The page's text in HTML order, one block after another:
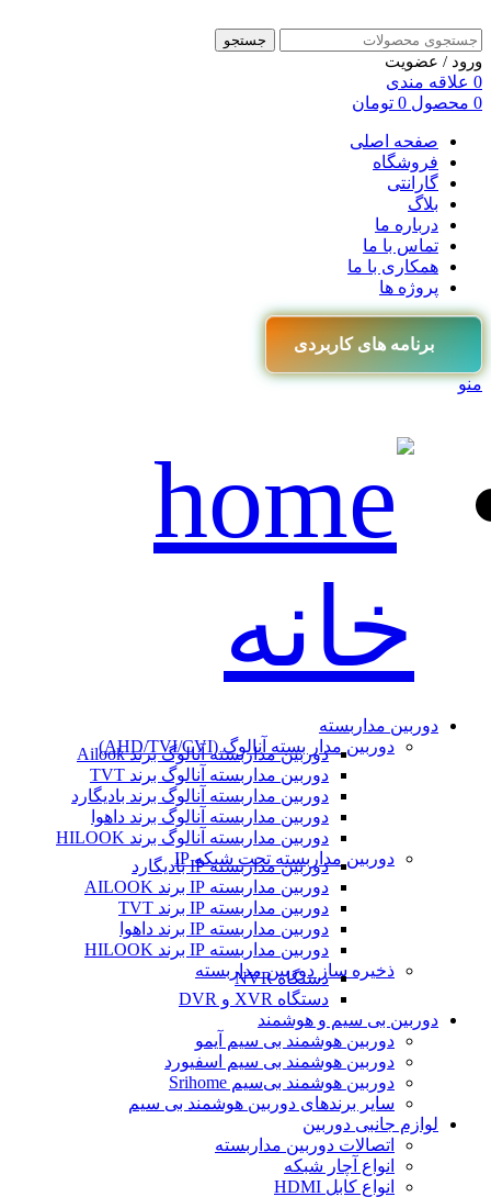
جستجو
ورود / عضویت
0 علاقه مندی
0 محصول 0 تومان
صفحه اصلی
فروشگاه
گارانتی
بلاگ
درباره ما
تماس با ما
همکاری با ما
پروژه ها
برنامه های کاربردی
منو
خانه
دوربین مداربسته
دوربین مدار بسته آنالوگ (AHD/TVI/CVI)
دوربین مداربسته آنالوگ برند Ailook
دوربین مداربسته آنالوگ برند TVT
دوربین مداربسته آنالوگ برند بادیگارد
دوربین مداربسته آنالوگ برند داهوا
دوربین مداربسته آنالوگ برند HILOOK
دوربین مداربسته تحت شبکه IP
دوربین مداربسته IP بادیگارد
دوربین مداربسته IP برند AILOOK
دوربین مداربسته IP برند TVT
دوربین مداربسته IP برند داهوا
دوربین مداربسته IP برند HILOOK
ذخیره ساز دوربین مداربسته
دستگاه NVR
دستگاه XVR و DVR
دوربین بی سیم و هوشمند
دوربین هوشمند بی سیم آیمو
دوربین هوشمند بی سیم اسفیورد
دوربین هوشمند بی‌سیم Srihome
سایر برندهای دوربین هوشمند بی سیم
لوازم جانبی دوربین
اتصالات دوربین مداربسته
انواع آچار شبکه
انواع کابل HDMI